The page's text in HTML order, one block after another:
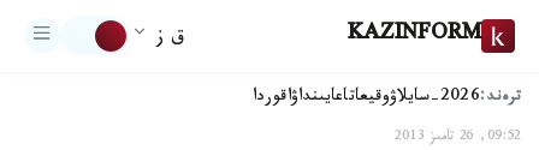
KAZINFORM ق ز
ترەند:2026-سايلاۋ وقيعاتاعايىنداۋاقوردا
09:52, 26 تامىز 2013